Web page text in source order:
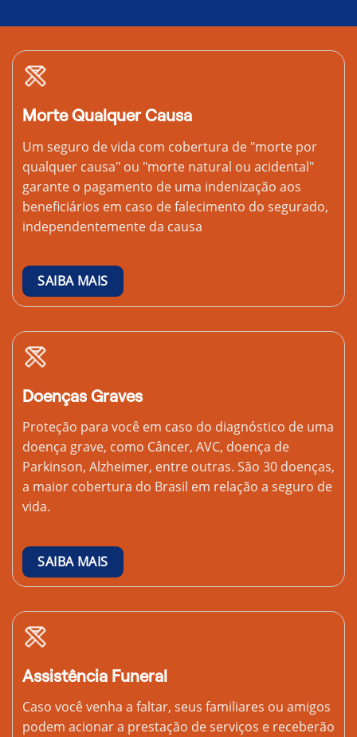
Morte Qualquer Causa
Um seguro de vida com cobertura de "morte por
qualquer causa" ou "morte natural ou acidental"
garante o pagamento de uma indenização aos
beneficiários em caso de falecimento do segurado,
independentemente da causa
SAIBA MAIS
Doenças Graves
Proteção para você em caso do diagnóstico de uma
doença grave, como Câncer, AVC, doença de
Parkinson, Alzheimer, entre outras. São 30 doenças,
a maior cobertura do Brasil em relação a seguro de
vida.
SAIBA MAIS
Assistência Funeral
Caso você venha a faltar, seus familiares ou amigos
podem acionar a prestação de serviços e receberão